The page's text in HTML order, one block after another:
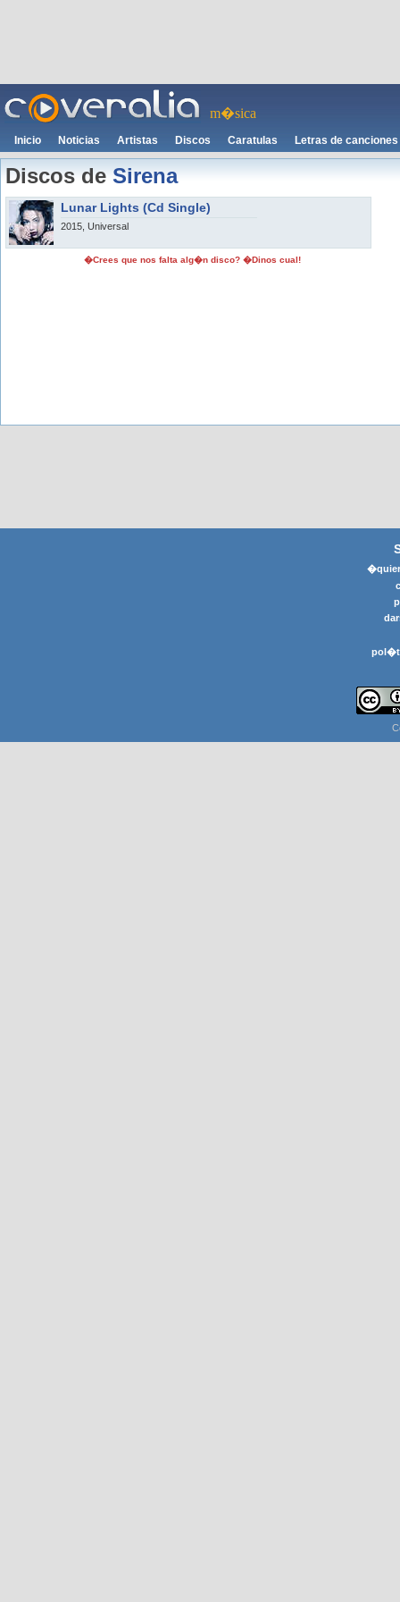
m�sica
Inicio Noticias Artistas Discos Caratulas Letras de canciones
Discos deSirena
Lunar Lights (Cd Single)
2015, Universal
�Crees que nos falta alg�n disco? �Dinos cual!